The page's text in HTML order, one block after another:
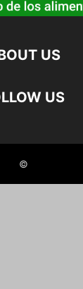
US
US
©